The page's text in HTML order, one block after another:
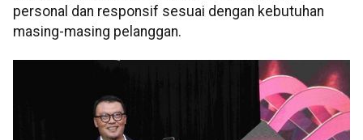
personal dan responsif sesuai dengan kebutuhan
masing-masing pelanggan.